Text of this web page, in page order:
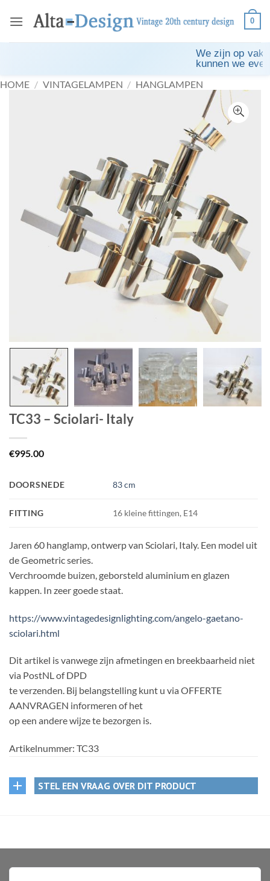
naar
0
We zijn op
kunnen we
HOME / VINTAGELAMPEN / HANGLAMPEN
TC33 – Sciolari- Italy
€995.00
DOORSNEDE 83 cm
FITTING 16 kleine fittingen, E14
Jaren 60 hanglamp, ontwerp van Sciolari, Italy. Een model uit
de Geometric series.
Verchroomde buizen, geborsteld aluminium en glazen
kappen. In zeer goede staat.
https://www.vintagedesignlighting.com/angelo-gaetano-
sciolari.html
Dit artikel is vanwege zijn afmetingen en breekbaarheid niet
via PostNL of DPD
te verzenden. Bij belangstelling kunt u via OFFERTE
AANVRAGEN informeren of het
op een andere wijze te bezorgen is.
Artikelnummer: TC33
STEL EEN VRAAG OVER DIT PRODUCT